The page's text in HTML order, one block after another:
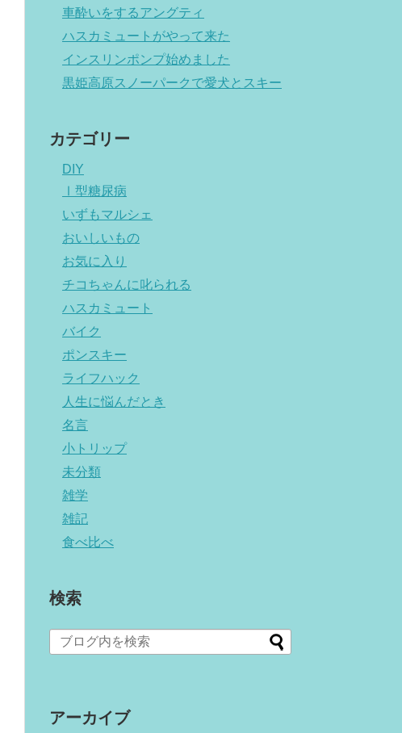
車酔いをするアングティ
ハスカミュートがやって来た
インスリンポンプ始めました
黒姫高原スノーパークで愛犬とスキー
カテゴリー
DIY
Ⅰ型糖尿病
いずもマルシェ
おいしいもの
お気に入り
チコちゃんに叱られる
ハスカミュート
バイク
ポンスキー
ライフハック
人生に悩んだとき
名言
小トリップ
未分類
雑学
雑記
食べ比べ
検索
アーカイブ